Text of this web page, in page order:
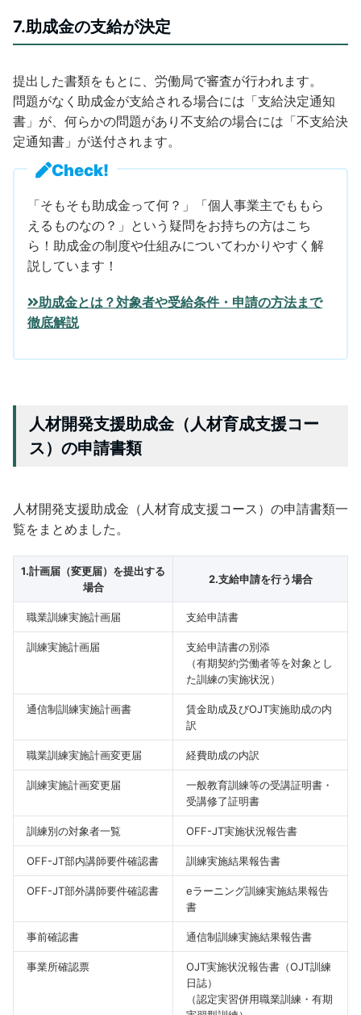
7.助成金の支給が決定
提出した書類をもとに、労働局で審査が行われます。
問題がなく助成金が支給される場合には「支給決定通知
書」が、何らかの問題があり不支給の場合には「不支給決
定通知書」が送付されます。
Check!
「そもそも助成金って何？」「個人事業主でももら
えるものなの？」という疑問をお持ちの方はこち
ら！助成金の制度や仕組みについてわかりやすく解
説しています！
助成金とは？対象者や受給条件・申請の方法まで
徹底解説
人材開発支援助成金（人材育成支援コー
ス）の申請書類
人材開発支援助成金（人材育成支援コース）の申請書類一
覧をまとめました。
1.計画届（変更届）を提出する
場合
2.支給申請を行う場合
職業訓練実施計画届 支給申請書
訓練実施計画届
支給申請書の別添
（有期契約労働者等を対象とし
た訓練の実施状況）
通信制訓練実施計画書
賃金助成及びOJT実施助成の内
訳
職業訓練実施計画変更届 経費助成の内訳
訓練実施計画変更届
一般教育訓練等の受講証明書・
受講修了証明書
訓練別の対象者一覧 OFF-JT実施状況報告書
OFF-JT部内講師要件確認書 訓練実施結果報告書
OFF-JT部外講師要件確認書
eラーニング訓練実施結果報告
書
事前確認書 通信制訓練実施結果報告書
事業所確認票
OJT実施状況報告書（OJT訓練
日誌）
（認定実習併用職業訓練・有期